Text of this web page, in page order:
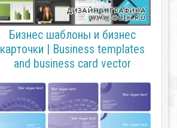
Бизнес шаблоны и бизнес
карточки | Business templates
and business card vector